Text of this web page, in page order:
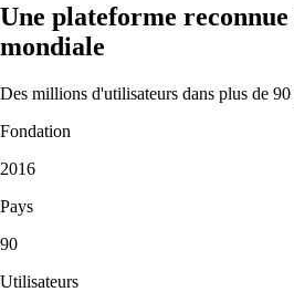
Une plateforme
mondiale
Des millions d'utilisateurs dans plus de 90
Fondation
2016
Pays
90
Utilisateurs